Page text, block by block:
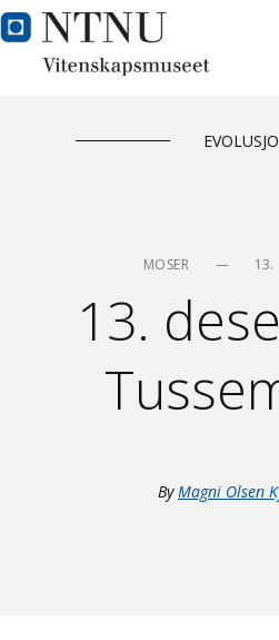
MOSER — 13.
13.
By Magni Olsen